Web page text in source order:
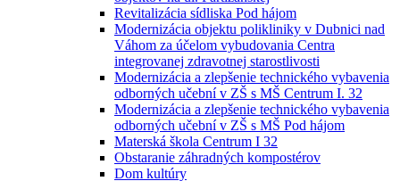
Revitalizácia sídliska Pod hájom
Modernizácia objektu polikliniky v Dubnici nad
Váhom za účelom vybudovania Centra
integrovanej zdravotnej starostlivosti
Modernizácia a zlepšenie technického vybavenia
odborných učební v ZŠ s MŠ Centrum I. 32
Modernizácia a zlepšenie technického vybavenia
odborných učební v ZŠ s MŠ Pod hájom
Materská škola Centrum I 32
Obstaranie záhradných kompostérov
Dom kultúry